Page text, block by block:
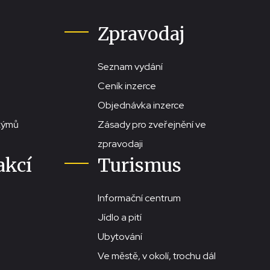
Zpravodaj
Seznam vydání
Ceník inzerce
Objednávka inzerce
Zásady pro zveřejnění ve
zpravodaji
Turismus
Informační centrum
Jídlo a pití
Ubytování
Ve městě, v okolí, trochu dál